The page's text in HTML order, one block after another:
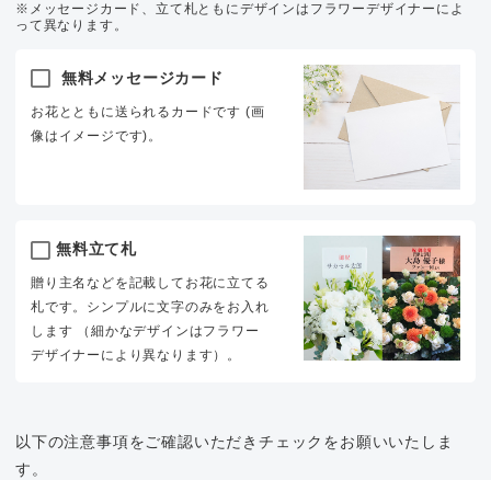
※メッセージカード、立て札ともにデザインはフラワーデザイナーによ
って異なります。
無料メッセージカード
お花とともに送られるカードです (画
像はイメージです)。
無料立て札
贈り主名などを記載してお花に立てる
札です。シンプルに文字のみをお入れ
します （細かなデザインはフラワー
デザイナーにより異なります）。
以下の注意事項をご確認いただきチェックをお願いいたしま
す。